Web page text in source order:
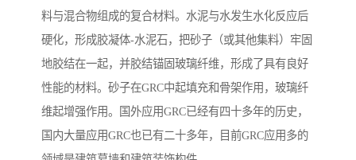
料与混合物组成的复合材料。水泥与水发生水化反应后
硬化，形成胶凝体-水泥石，把砂子（或其他集料）牢固
地胶结在一起，并胶结锚固玻璃纤维，形成了具有良好
性能的材料。砂子在GRC中起填充和骨架作用，玻璃纤
维起增强作用。国外应用GRC已经有四十多年的历史，
国内大量应用GRC也已有二十多年，目前GRC应用多的